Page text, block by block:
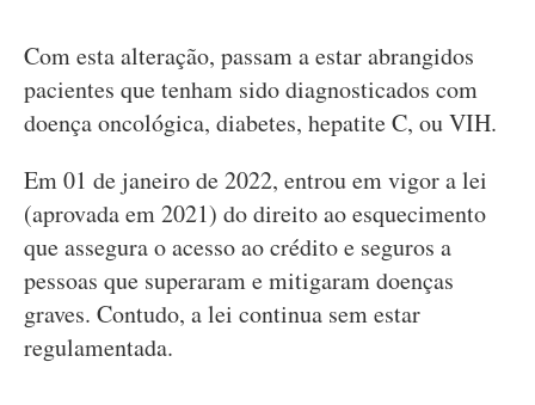
Com esta alteração, passam a estar abrangidos
pacientes que tenham sido diagnosticados com
doença oncológica, diabetes, hepatite C, ou VIH.
Em 01 de janeiro de 2022, entrou em vigor a lei
(aprovada em 2021) do direito ao esquecimento
que assegura o acesso ao crédito e seguros a
pessoas que superaram e mitigaram doenças
graves. Contudo, a lei continua sem estar
regulamentada.